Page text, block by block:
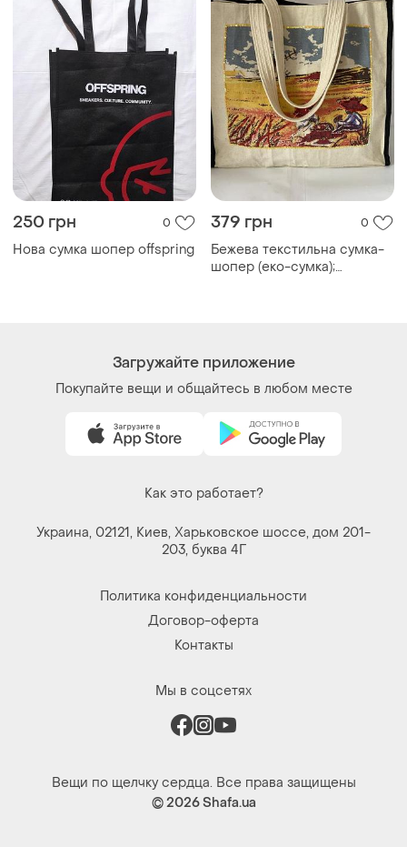
250 грн 0
Нова сумка шопер offspring
379 грн 0
Бежева текстильна сумка-
шопер (еко-сумка);
Загружайте приложение
Покупайте вещи и общайтесь в любом месте
Как это работает?
Украина, 02121, Киев, Харьковское шоссе, дом 201-
203, буква 4Г
Политика конфиденциальности
Договор-оферта
Контакты
Мы в соцсетях
Вещи по щелчку сердца. Все права защищены
© 2026Shafa.ua